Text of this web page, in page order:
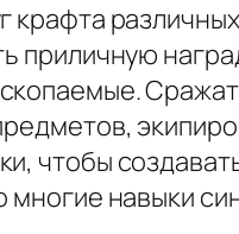
крафта
приличную
чтобы
навыки